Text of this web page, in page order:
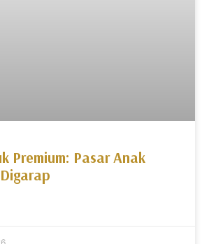
Premium: Pasar Anak